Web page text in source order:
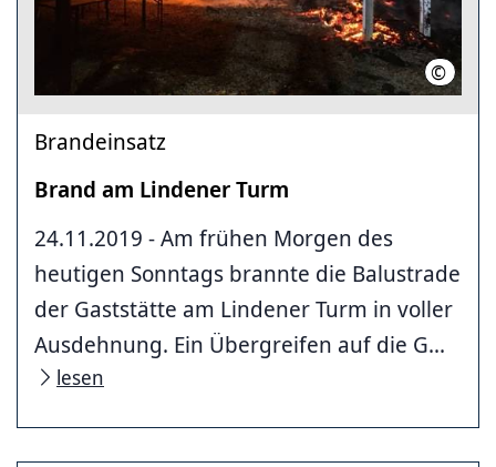
©
Brandeinsatz
Brand am Lindener Turm
24.11.2019 - Am frühen Morgen des
heutigen Sonntags brannte die Balustrade
der Gaststätte am Lindener Turm in voller
Ausdehnung. Ein Übergreifen auf die G...
lesen